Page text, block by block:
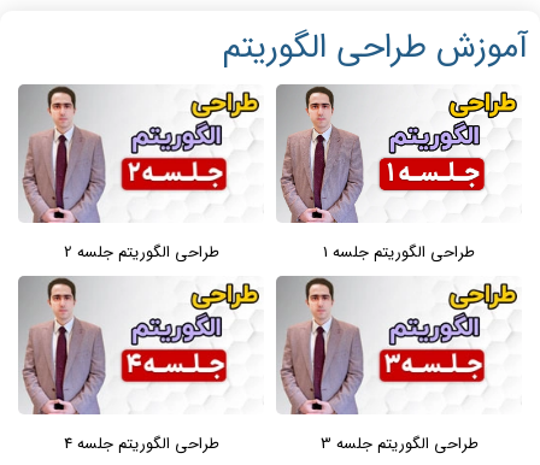
آموزش طراحی الگوریتم
طراحی الگوریتم جلسه 1 طراحی الگوریتم جلسه 2
طراحی الگوریتم جلسه 3 طراحی الگوریتم جلسه 4